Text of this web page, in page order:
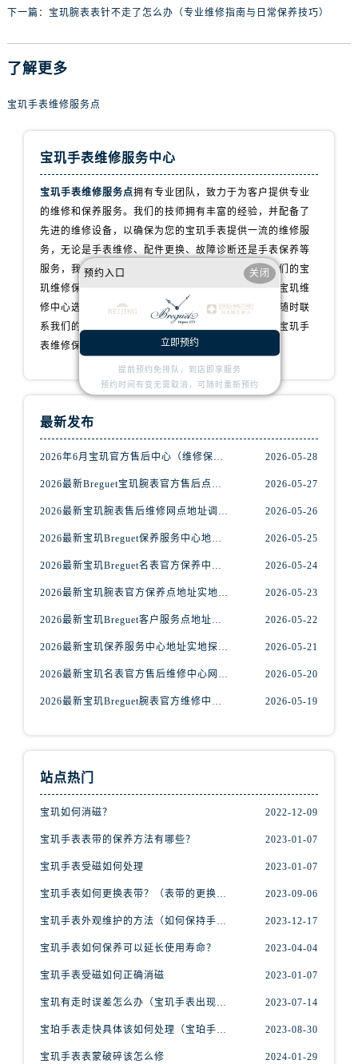
山西省晋城市城区黄华街宝玑售后服务中心（需提前预约）
江苏省泰州市海陵区永定东路399号置地商务中心东塔（华润万象城）17层1706室宝玑售后服务中心（需提前预约）
江苏省扬州市邗江区国展路29号星耀天地写字楼1号楼18层1803室宝玑售后服务中心（需提前预约）
江西省南昌市红谷滩新区红谷中大道998号绿地双子塔（中央广场）A1座办公楼14层1407室宝玑售后服务中心（需提前预约）
下一篇： 宝玑腕表表针不走了怎么办（专业维修指南与日常保养技巧）
了解更多
宝玑手表维修服务点
宝玑手表维修服务中心
宝玑手表维修服务点拥有专业团队，致力于为客户提供专业
的维修和保养服务。我们的技师拥有丰富的经验，并配备了
先进的维修设备，以确保为您的宝玑手表提供一流的维修服
务，无论是手表维修、配件更换、故障诊断还是手表保养等
服务，我们都会用心对待，让您的手表焕发新生。我们的宝
玑维修保养服务网点遍布全国各地，为您提供便捷的宝玑维
修中心选择。如果您有任何问题或需要维修服务，请随时联
系我们的客服团队，我们将全力以赴为您提供专业的宝玑手
表维修保养服务。
最新发布
2026年6月宝玑官方售后中心（维修保养）网点迁移及增设补充速报 2026-05-28
2026最新Breguet宝玑腕表官方售后点地址考察报告 2026-05-27
2026最新宝玑腕表售后维修网点地址调研报告 2026-05-26
2026最新宝玑Breguet保养服务中心地址调研报告 2026-05-25
2026最新宝玑Breguet名表官方保养中心地址考察报告 2026-05-24
2026最新宝玑腕表官方保养点地址实地探访报告 2026-05-23
2026最新宝玑Breguet客户服务点地址考察报告 2026-05-22
2026最新宝玑保养服务中心地址实地探访报告 2026-05-21
2026最新宝玑名表官方售后维修中心网点地址实地探访报告 2026-05-20
2026最新宝玑Breguet腕表官方维修中心地址实地探访报告 2026-05-19
站点热门
宝玑如何消磁？ 2022-12-09
宝玑手表表带的保养方法有哪些？ 2023-01-07
宝玑手表受磁如何处理 2023-01-07
宝玑手表如何更换表带？（表带的更换方法） 2023-09-06
宝玑手表外观维护的方法（如何保持手表精美的外观） 2023-12-17
宝玑手表如何保养可以延长使用寿命？ 2023-04-04
宝玑手表受磁如何正确消磁 2023-01-07
宝玑有走时误差怎么办（宝玑手表出现误差原因） 2023-07-14
宝珀手表走快具体该如何处理（宝珀手表走快什么原因） 2023-08-30
宝玑手表表蒙破碎该怎么修 2024-01-29
预约入口 关闭
立即预约
提前预约免排队，到店即享服务
预约时间有变无需取消，可随时重新预约